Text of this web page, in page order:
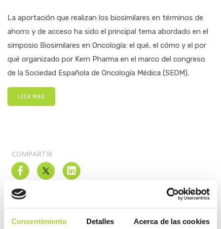
Consentimiento Detalles Acerca de las cookies
La aportación que realizan los biosimilares en términos de
ahorro y de acceso ha sido el principal tema abordado en el
simposio Biosimilares en Oncología: el qué, el cómo y el por
qué organizado por Kern Pharma en el marco del congreso
de la Sociedad Española de Oncología Médica (SEOM).
LEER MÁS
COMPARTIR
2026
2025